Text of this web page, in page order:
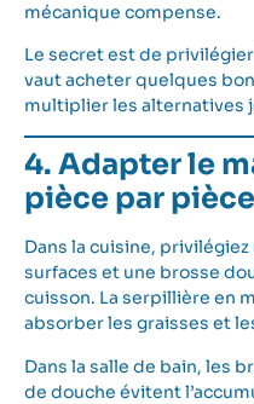
mécanique compense.
Le secret est de
vaut acheter quelques
multiplier les alternatives
4. Adapter le
pièce par pièce
Dans la cuisine,
surfaces et une brosse
cuisson. La serpillière en
absorber les graisses et
Dans la salle de bain, les
de douche évitent